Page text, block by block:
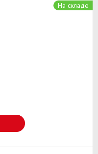
На складе